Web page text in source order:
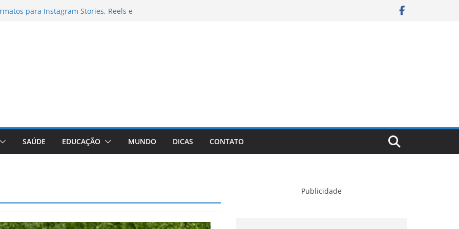
para Trabalho
para Instagram Stories, Reels e
A Comprehensive Review of the
Loss Pill
SAÚDE EDUCAÇÃO MUNDO DICAS CONTATO
Publicidade